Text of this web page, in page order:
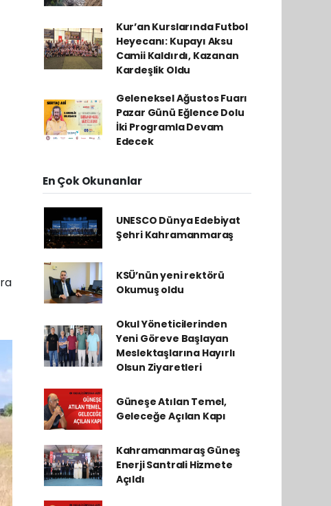
Kur’an Kurslarında Futbol
Heyecanı: Kupayı Aksu
Camii Kaldırdı, Kazanan
Kardeşlik Oldu
Geleneksel Ağustos Fuarı
Pazar Günü Eğlence Dolu
İki Programla Devam
Edecek
En Çok Okunanlar
UNESCO Dünya Edebiyat
Şehri Kahramanmaraş
KSÜ’nün yeni rektörü
Okumuş oldu
Okul Yöneticilerinden
Yeni Göreve Başlayan
Meslektaşlarına Hayırlı
Olsun Ziyaretleri
Güneşe Atılan Temel,
Geleceğe Açılan Kapı
Kahramanmaraş Güneş
Enerji Santrali Hizmete
Açıldı